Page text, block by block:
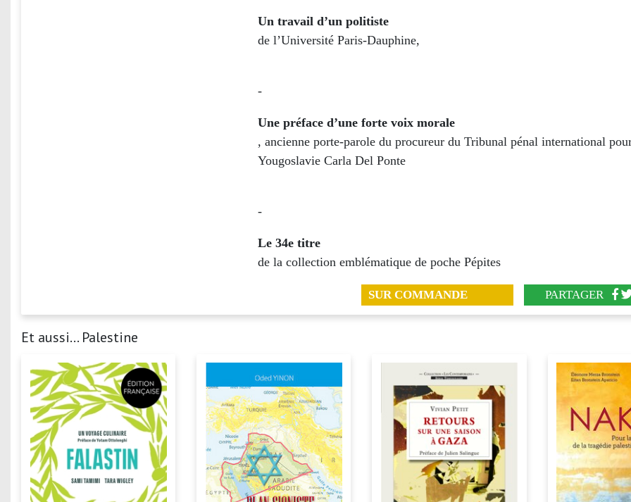
Un travail d’un politiste
de l’Université Paris-Dauphine,
-
Une préface d’une forte voix morale
, ancienne porte-parole du procureur du Tribunal pénal international
Yougoslavie Carla Del Ponte
-
Le 34e titre
de la collection emblématique de poche Pépites
SUR COMMANDE PARTAGER
Et aussi... Palestine